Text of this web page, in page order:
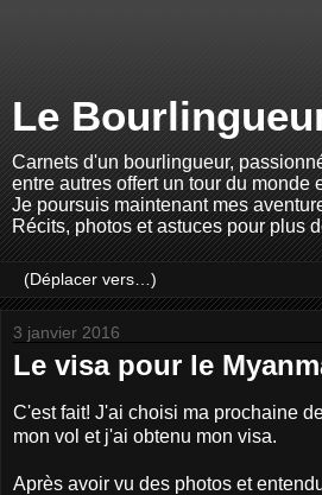
Le
Carnets d'un bourlingueur,
entre autres offert un tour du monde
Je poursuis maintenant mes
Récits, photos et astuces pour plus
3 janvier 2016
Le visa pour le
C'est fait! J'ai choisi ma prochaine
mon vol et j'ai obtenu mon visa.
Après avoir vu des photos et